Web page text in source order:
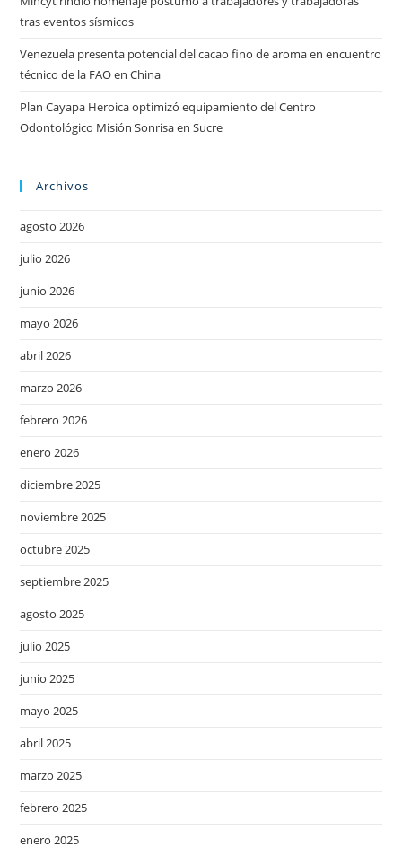
tras eventos sísmicos
Venezuela presenta potencial del cacao fino de aroma en encuentro
técnico de la FAO en China
Plan Cayapa Heroica optimizó equipamiento del Centro
Odontológico Misión Sonrisa en Sucre
Archivos
agosto 2026
julio 2026
junio 2026
mayo 2026
abril 2026
marzo 2026
febrero 2026
enero 2026
diciembre 2025
noviembre 2025
octubre 2025
septiembre 2025
agosto 2025
julio 2025
junio 2025
mayo 2025
abril 2025
marzo 2025
febrero 2025
enero 2025